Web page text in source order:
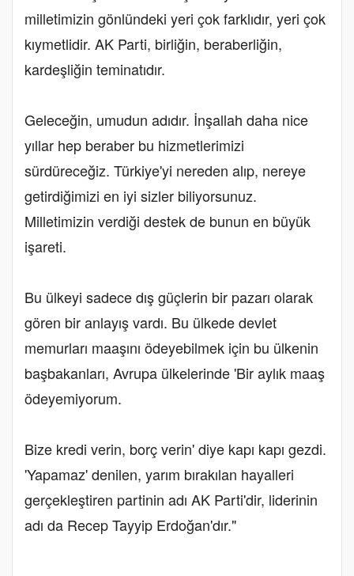
milletimizin gönlündeki yeri çok farklıdır, yeri çok
kıymetlidir. AK Parti, birliğin, beraberliğin,
kardeşliğin teminatıdır.
Geleceğin, umudun adıdır. İnşallah daha nice
yıllar hep beraber bu hizmetlerimizi
sürdüreceğiz. Türkiye'yi nereden alıp, nereye
getirdiğimizi en iyi sizler biliyorsunuz.
Milletimizin verdiği destek de bunun en büyük
işareti.
Bu ülkeyi sadece dış güçlerin bir pazarı olarak
gören bir anlayış vardı. Bu ülkede devlet
memurları maaşını ödeyebilmek için bu ülkenin
başbakanları, Avrupa ülkelerinde 'Bir aylık maaş
ödeyemiyorum.
Bize kredi verin, borç verin' diye kapı kapı gezdi.
'Yapamaz' denilen, yarım bırakılan hayalleri
gerçekleştiren partinin adı AK Parti'dir, liderinin
adı da Recep Tayyip Erdoğan'dır."